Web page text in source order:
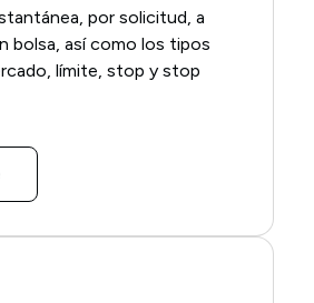
por solicitud, a
bolsa, así como los tipos
límite, stop y stop